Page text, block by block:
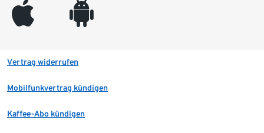
appleinc android
Vertrag widerrufen
Mobilfunkvertrag kündigen
Kaffee-Abo kündigen